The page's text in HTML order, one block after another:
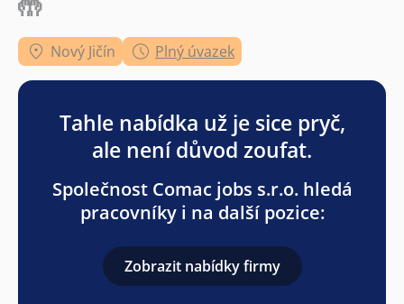
Nový Jičín Plný úvazek
Tahle nabídka už je sice pryč,
ale není důvod zoufat.
Společnost Comac jobs s.r.o. hledá
pracovníky i na další pozice:
Zobrazit nabídky firmy